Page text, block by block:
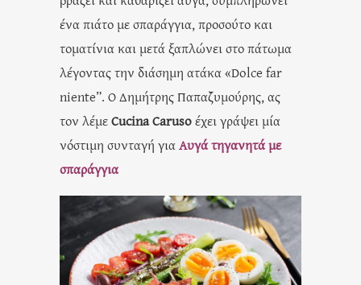
ένα πιάτο με σπαράγγια, προσούτο και
τοματίνια και μετά ξαπλώνει στο πάτωμα
λέγοντας την διάσημη ατάκα «Dolce far
niente”. Ο Δημήτρης Παπαζυμούρης, ας
τον λέμεCucina Carusoέχει γράψει μία
νόστιμη συνταγή γιαΑυγά τηγανητά με
σπαράγγια